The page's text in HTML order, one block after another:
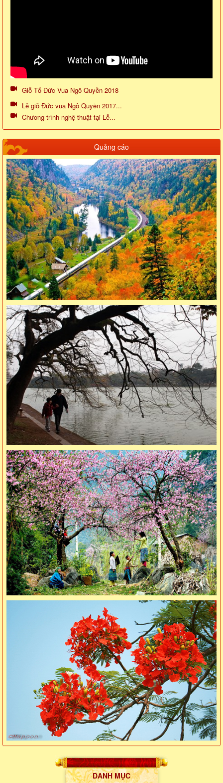
Giỗ Tổ Đức Vua Ngô Quyền 2018
Lễ giỗ Đức vua Ngô Quyền 2017...
Chương trình nghệ thuật tại Lễ...
Quảng cáo
DANH MỤC